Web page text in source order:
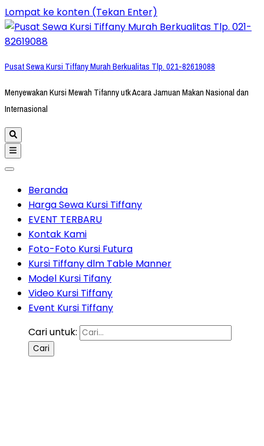
Lompat ke konten (Tekan Enter)
Pusat Sewa Kursi Tiffany Murah Berkualitas Tlp. 021-82619088
Menyewakan Kursi Mewah Tifanny utk Acara Jamuan Makan Nasional dan
Internasional
Beranda
Harga Sewa Kursi Tiffany
EVENT TERBARU
Kontak Kami
Foto-Foto Kursi Futura
Kursi Tiffany dlm Table Manner
Model Kursi Tifany
Video Kursi Tiffany
Event Kursi Tiffany
Cari untuk: